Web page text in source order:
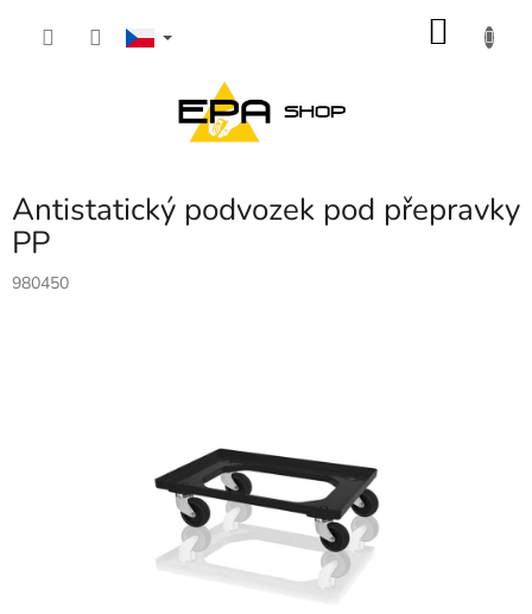
Antistatický podvozek pod přepravky
PP
980450